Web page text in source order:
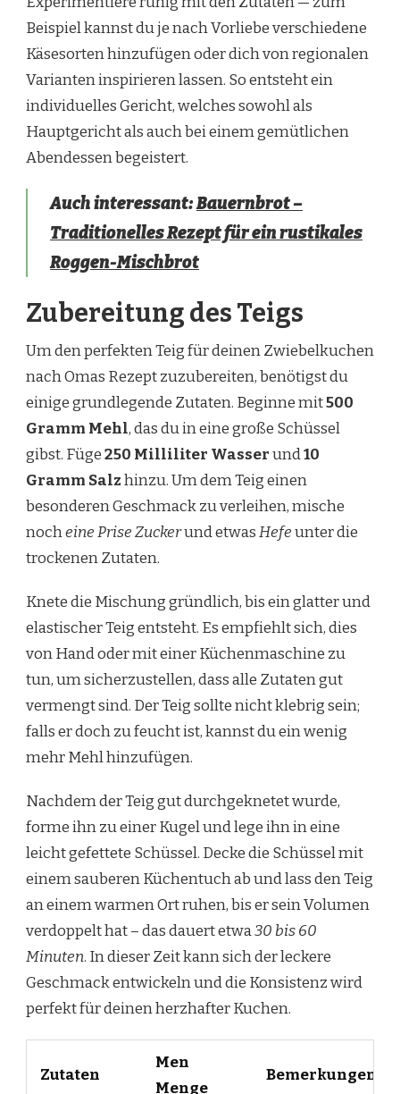
Beispiel kannst du je nach Vorliebe verschiedene
Käsesorten hinzufügen oder dich von regionalen
Varianten inspirieren lassen. So entsteht ein
individuelles Gericht, welches sowohl als
Hauptgericht als auch bei einem gemütlichen
Abendessen begeistert.
Auch interessant:Bauernbrot –
Traditionelles Rezept für ein rustikales
Roggen-Mischbrot
Zubereitung des Teigs
Um den perfekten Teig für deinen Zwiebelkuchen
nach Omas Rezept zuzubereiten, benötigst du
einige grundlegende Zutaten. Beginne mit500
Gramm Mehl, das du in eine große Schüssel
gibst. Füge250 Milliliter Wasserund10
Gramm Salzhinzu. Um dem Teig einen
besonderen Geschmack zu verleihen, mische
nocheine Prise Zuckerund etwasHefeunter die
trockenen Zutaten.
Knete die Mischung gründlich, bis ein glatter und
elastischer Teig entsteht. Es empfiehlt sich, dies
von Hand oder mit einer Küchenmaschine zu
tun, um sicherzustellen, dass alle Zutaten gut
vermengt sind. Der Teig sollte nicht klebrig sein;
falls er doch zu feucht ist, kannst du ein wenig
mehr Mehl hinzufügen.
Nachdem der Teig gut durchgeknetet wurde,
forme ihn zu einer Kugel und lege ihn in eine
leicht gefettete Schüssel. Decke die Schüssel mit
einem sauberen Küchentuch ab und lass den Teig
an einem warmen Ort ruhen, bis er sein Volumen
verdoppelt hat – das dauert etwa30 bis 60
Minuten. In dieser Zeit kann sich der leckere
Geschmack entwickeln und die Konsistenz wird
perfekt für deinen herzhafter Kuchen.
Zutaten
Men
Menge
Bemerkungen